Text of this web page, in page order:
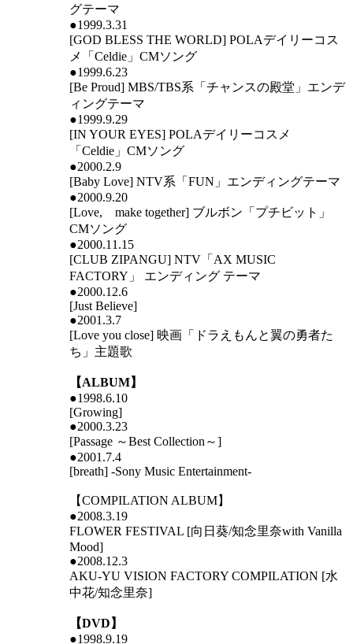
グテーマ
●1999.3.31
[GOD BLESS THE WORLD] POLAデイリーコス
メ「Celdie」CMソング
●1999.6.23
[Be Proud] MBS/TBS系「チャンスの殿堂」エンデ
ィングテーマ
●1999.9.29
[IN YOUR EYES] POLAデイリーコスメ
「Celdie」CMソング
●2000.2.9
[Baby Love] NTV系「FUN」エンディングテーマ
●2000.9.20
[Love, make together] ブルボン「プチビット」
CMソング
●2000.11.15
[CLUB ZIPANGU] NTV「AX MUSIC
FACTORY」 エンディング テーマ
●2000.12.6
[Just Believe]
●2001.3.7
[Love you close] 映画「ドラえもんと翼の勇者た
ち」主題歌
【ALBUM】
●1998.6.10
[Growing]
●2000.3.23
[Passage ～Best Collection～]
●2001.7.4
[breath] -Sony Music Entertainment-
【COMPILATION ALBUM】
●2008.3.19
FLOWER FESTIVAL [向日葵/知念里奈with Vanilla
Mood]
●2008.12.3
AKU-YU VISION FACTORY COMPILATION [水
中花/知念里奈]
【DVD】
●1998.9.19